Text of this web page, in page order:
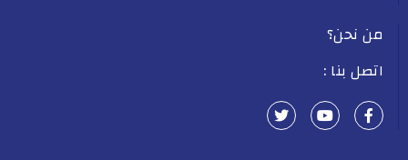
من نحن؟
اتصل بنا :